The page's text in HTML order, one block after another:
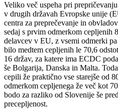
Veliko več uspeha pri
v drugih državah Evropske unije
centra za preprečevanje in
sedaj s prvim odmerkom cepljenih
delavcev v EU, z vsemi odmerki
bilo medtem cepljenih le 70,6
16 držav, za katere ima ECDC
še Bolgarija, Danska in Malta.
cepili že praktično vse starejše od
odmerkom cepljenega že več kot
bodo za razliko od Slovenije še
precepljenost.